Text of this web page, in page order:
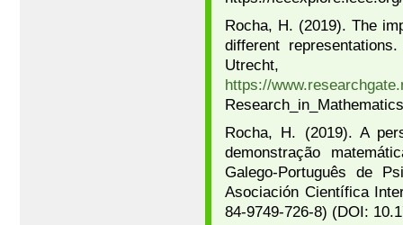
Rocha, H. (2019). The
different
Utrecht,
https://
Rocha, H. (2019). A
demonstração
Galego-Português de
Asociación Científica
84-9749-726-8) (DOI: